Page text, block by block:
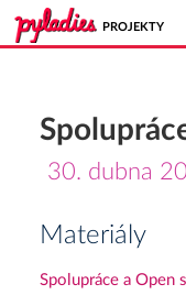
PROJEKTY
30. dubna
Materiály
Spolupráce a Open